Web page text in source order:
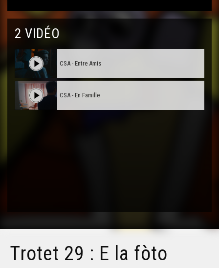
2 VIDÉO
CSA - Entre Amis
CSA - En Famille
Trotet 29 : E la fòto